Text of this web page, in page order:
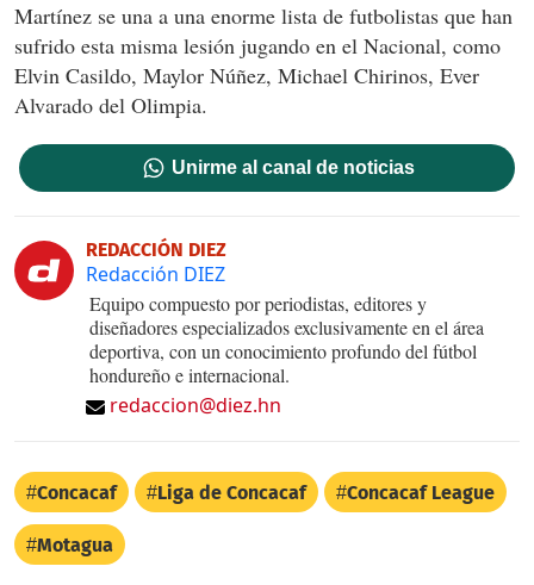
Martínez se una a una enorme lista de futbolistas que han
sufrido esta misma lesión jugando en el Nacional, como
Elvin Casildo, Maylor Núñez, Michael Chirinos, Ever
Alvarado del Olimpia.
Unirme al canal de noticias
REDACCIÓN DIEZ
Redacción DIEZ
Equipo compuesto por periodistas, editores y
diseñadores especializados exclusivamente en el área
deportiva, con un conocimiento profundo del fútbol
hondureño e internacional.
redaccion@diez.hn
Concacaf Liga de Concacaf Concacaf League
Motagua